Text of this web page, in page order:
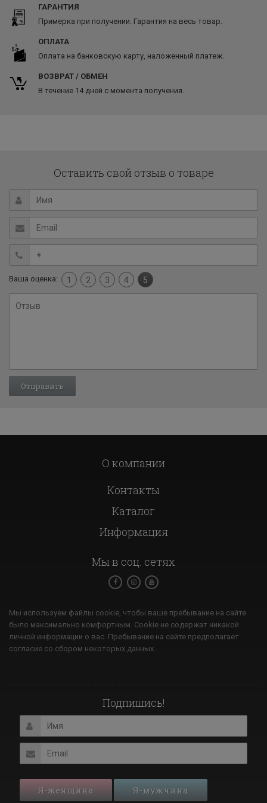
ГАРАНТИЯ
Примерка при получении. Гарантия на весь товар.
ОПЛАТА
Оплата на банковскую карту, наложенный платеж.
ВОЗВРАТ / ОБМЕН
В течение 14 дней с момента получения.
Оставить свой отзыв о товаре
Ваша оценка: 1 2 3 4 5
О компании
Контакты
Каталог
Информация
Мы в соц. сетях
Мы используем файлы cookie, чтобы ваше пребывание на сайте
было максимально комфортным. Cookie не содержат никакой
личной информации о вас. Пребывание на сайте предполагает
согласие со сбором некоторых данных.
Подпишись!
Я-женщина Я-мужчина